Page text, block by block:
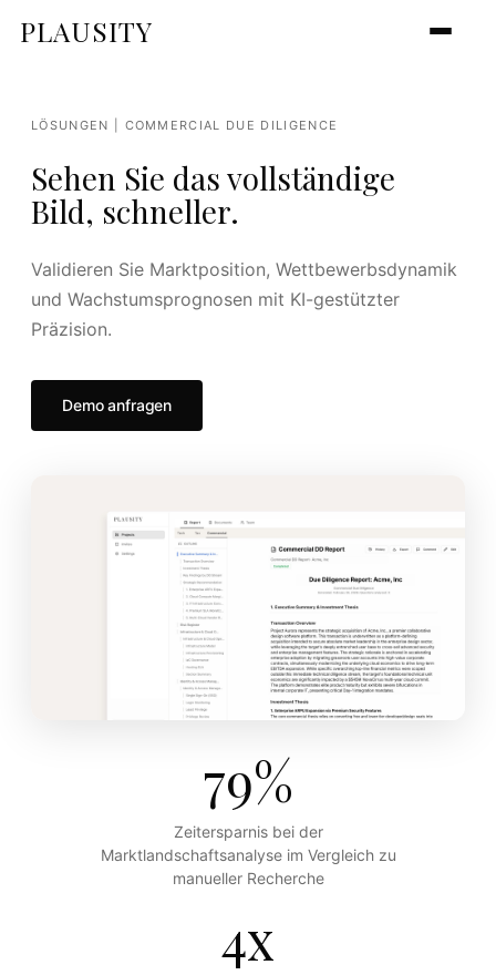
PLAUSITY
LÖSUNGEN | COMMERCIAL DUE DILIGENCE
Sehen Sie das vollständige
Bild, schneller.
Validieren Sie Marktposition, Wettbewerbsdynamik
und Wachstumsprognosen mit KI-gestützter
Präzision.
Demo anfragen
79%
Zeitersparnis bei der
Marktlandschaftsanalyse im Vergleich zu
manueller Recherche
4x